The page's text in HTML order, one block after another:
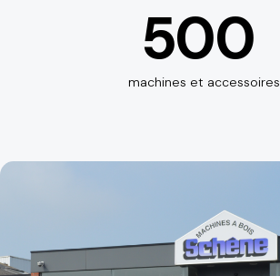
500
machines et accessoires